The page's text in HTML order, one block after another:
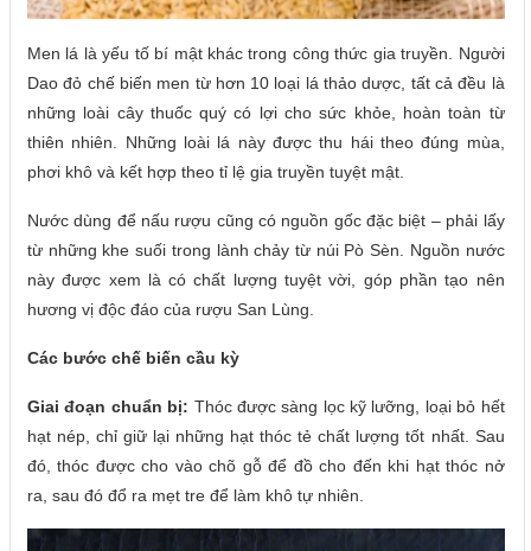
Men lá là yếu tố bí mật khác trong công thức gia truyền. Người
Dao đỏ chế biến men từ hơn 10 loại lá thảo dược, tất cả đều là
những loài cây thuốc quý có lợi cho sức khỏe, hoàn toàn từ
thiên nhiên. Những loài lá này được thu hái theo đúng mùa,
phơi khô và kết hợp theo tỉ lệ gia truyền tuyệt mật.
Nước dùng để nấu rượu cũng có nguồn gốc đặc biệt – phải lấy
từ những khe suối trong lành chảy từ núi Pò Sèn. Nguồn nước
này được xem là có chất lượng tuyệt vời, góp phần tạo nên
hương vị độc đáo của rượu San Lùng.
Các bước chế biến cầu kỳ
Giai đoạn chuẩn bị: Thóc được sàng lọc kỹ lưỡng, loại bỏ hết
hạt nép, chỉ giữ lại những hạt thóc tẻ chất lượng tốt nhất. Sau
đó, thóc được cho vào chõ gỗ để đồ cho đến khi hạt thóc nở
ra, sau đó đổ ra mẹt tre để làm khô tự nhiên.